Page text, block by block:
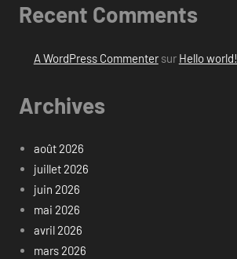
Recent Comments
A WordPress Commentersur Hello world!
Archives
août 2026
juillet 2026
juin 2026
mai 2026
avril 2026
mars 2026